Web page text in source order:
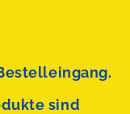
sind